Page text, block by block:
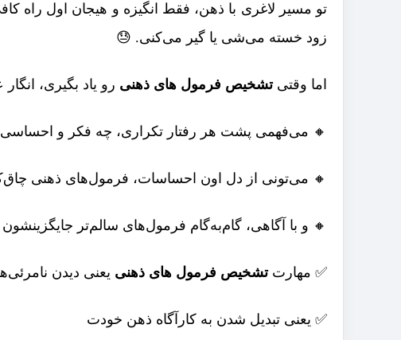
تو مسیر لاغری با ذهن، فقط انگیزه و هیجان اول راه
زود خسته می‌شی یا گیر می‌کنی. 😓
اما وقتیتشخیص فرمول های ذهنی رو یاد بگیری،
🔸 می‌فهمی پشت هر رفتار تکراری، چه فکر و احساسی
🔸 می‌تونی از دل اون احساسات، فرمول‌های ذهنی
🔸 و با آگاهی، گام‌به‌گام فرمول‌های سالم‌تر
✅ مهارتتشخیص فرمول های ذهنی یعنی دیدن
✅ یعنی تبدیل شدن به کارآگاه ذهن خودت